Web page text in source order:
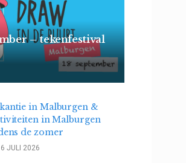
– tekenfestival
in Malburgen &
in Malburgen
de zomer
JULI 2026